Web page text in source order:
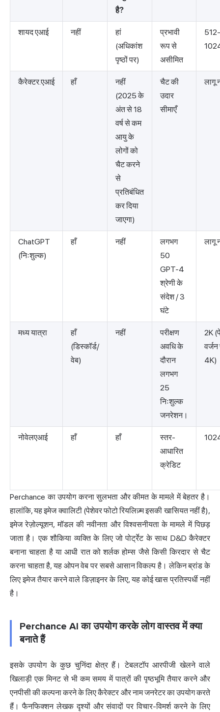
है?
शायद एआई नहीं
हां
(अधिकांश
पृष्ठों पर)
प्रभावी
रूप से
असीमित
512-
कैरेक्टर.एआई हाँ
नहीं
(2025 के
अंत से 18
वर्ष से कम
आयु के
लोगों को
चैट करने
से
प्रतिबंधित
कर दिया
जाएगा)
चैट की
उदार
सीमाएँ
लागू
ChatGPT
(निःशुल्क)
हाँ नहीं
लगभग
50
GPT-4
श्रेणी के
संदेश / 3
घंटे
लागू
मध्य यात्रा
हाँ
(डिस्कॉर्ड/
वेब)
नहीं
परीक्षण
अवधि के
दौरान
लगभग
25
निःशुल्क
जनरेशन।
2K
वर्जन
4K)
नोवेलएआई हाँ हाँ
स्तर-
आधारित
क्रेडिट
Perchance काउपयोग करनासुलभता और कीमत के मामले में बेहतर है।
हालांकि, यह इमेज क्वालिटी (पेशेवर फोटो रियलिज़्म इसकी खासियत नहीं है),
इमेज रेज़ोल्यूशन, मॉडल की नवीनता और विश्वसनीयता के मामले में पिछड़
जाता है। एक शौकिया व्यक्ति के लिए जो पोर्ट्रेट के साथ D&D कैरेक्टर
बनाना चाहता है या आधी रात को शर्लक होम्स जैसे किसी किरदार से चैट
करना चाहता है, यह ओपन वेब पर सबसे आसान विकल्प है। लेकिन ब्रांड के
लिए इमेज तैयार करने वाले डिज़ाइनर के लिए, यह कोई खास प्रतिस्पर्धी नहीं
है।
Perchance AI का उपयोग करके लोग वास्तव में क्या
बनाते हैं
इसके उपयोग के कुछ चुनिंदा क्षेत्र हैं। टेबलटॉप आरपीजी खेलने वाले
खिलाड़ी एक मिनट से भी कम समय में पात्रों की पृष्ठभूमि तैयार करने और
एनपीसी की कल्पना करने के लिए कैरेक्टर और नाम जनरेटर का उपयोग करते
हैं। फैनफिक्शन लेखक दृश्यों और संवादों पर विचार-विमर्श करने के लिए